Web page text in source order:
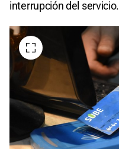
interrupción del servicio.